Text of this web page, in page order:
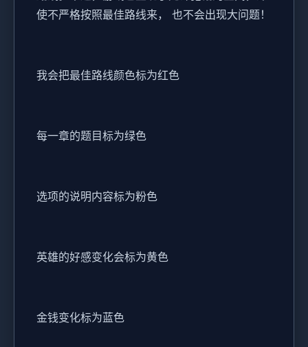
使不严格按照最佳路线来， 也不会出现大问题！
我会把最佳路线颜色标为红色
每一章的题目标为绿色
选项的说明内容标为粉色
英雄的好感变化会标为黄色
金钱变化标为蓝色